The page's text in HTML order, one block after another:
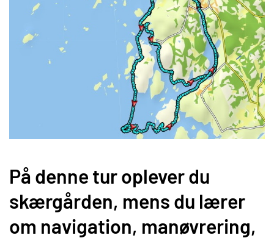
På denne tur oplever du
skærgården, mens du lærer
om navigation, manøvrering,